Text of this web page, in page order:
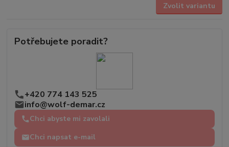
Zvolit variantu
Potřebujete poradit?
+420 774 143 525
info@wolf-demar.cz
Chci abyste mi zavolali
Chci napsat e-mail